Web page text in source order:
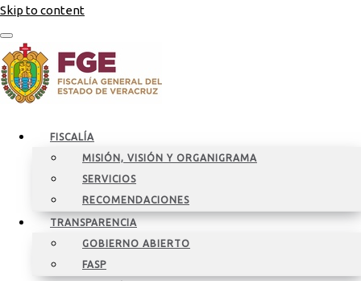
Skip to content
FISCALÍA
MISIÓN, VISIÓN Y ORGANIGRAMA
SERVICIOS
RECOMENDACIONES
TRANSPARENCIA
GOBIERNO ABIERTO
FASP